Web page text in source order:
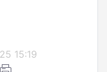
15:19